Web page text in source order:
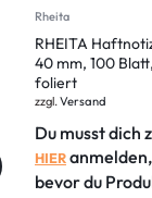
Rheita
RHEITA
40 mm, 100
foliert
zzgl. Versand
Du musst dich
HIERanmelden,
bevor du